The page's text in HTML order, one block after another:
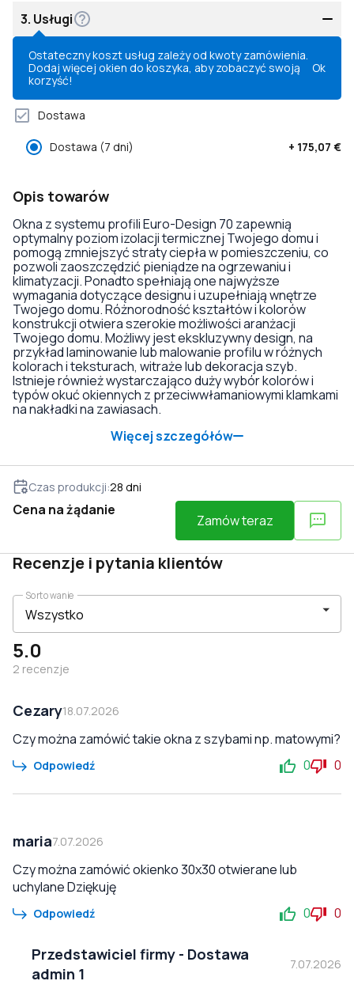
3. Usługi
Ostateczny koszt usług zależy od kwoty zamówienia.
Dodaj więcej okien do koszyka, aby zobaczyć swoją
korzyść!
Ok
Dostawa
Dostawa (7 dni) + 175,07 €
Opis towarów
Okna z systemu profili Euro-Design 70 zapewnią
optymalny poziom izolacji termicznej Twojego domu i
pomogą zmniejszyć straty ciepła w pomieszczeniu, co
pozwoli zaoszczędzić pieniądze na ogrzewaniu i
klimatyzacji. Ponadto spełniają one najwyższe
wymagania dotyczące designu i uzupełniają wnętrze
Twojego domu. Różnorodność kształtów i kolorów
konstrukcji otwiera szerokie możliwości aranżacji
Twojego domu. Możliwy jest ekskluzywny design, na
przykład laminowanie lub malowanie profilu w różnych
kolorach i teksturach, witraże lub dekoracja szyb.
Istnieje również wystarczająco duży wybór kolorów i
typów okuć okiennych z przeciwwłamaniowymi klamkami
na nakładki na zawiasach.
Więcej szczegółów
Czas produkcji:28 dni
Cena na żądanie
Zamów teraz
Recenzje i pytania klientów
5.0
2 recenzje
Sortowanie
Cezary18.07.2026
Czy można zamówić takie okna z szybami np. matowymi?
Odpowiedź 0 0
maria7.07.2026
Czy można zamówić okienko 30x30 otwierane lub
uchylane Dziękuję
Odpowiedź 0 0
Przedstawiciel firmy - Dostawa
admin 1
7.07.2026